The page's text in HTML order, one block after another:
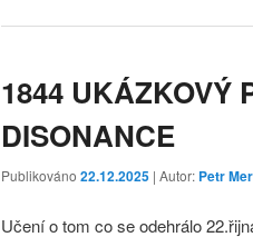
1844 UKÁZKOVÝ
DISONANCE
Publikováno 22.12.2025 | Autor: Petr
Učení o tom co se odehrálo